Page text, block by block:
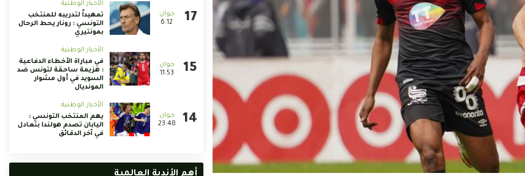
6:12
الأخبار الوطنية
تمهيداً لتدريبه للمنتخب
التونسي : رونار يحط الرحال
بمونتيري
11:53
الأخبار الوطنية
في مباراة الأخطاء الدفاعية
: هزيمة ساحقة لتونس ضد
السويد في أول مشوار
المونديال
23:48
الأخبار الوطنية
يهم المنتخب التونسي :
اليابان تصدم هولندا بتعادل
في آخر الدقائق